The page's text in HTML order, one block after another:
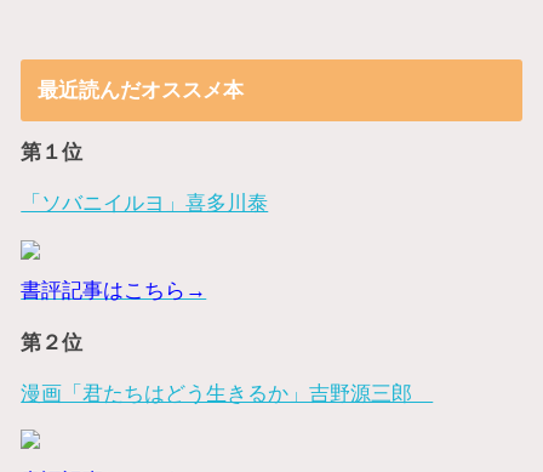
最近読んだオススメ本
第１位
「ソバニイルヨ」喜多川泰
書評記事はこちら→
第２位
漫画「君たちはどう生きるか」吉野源三郎